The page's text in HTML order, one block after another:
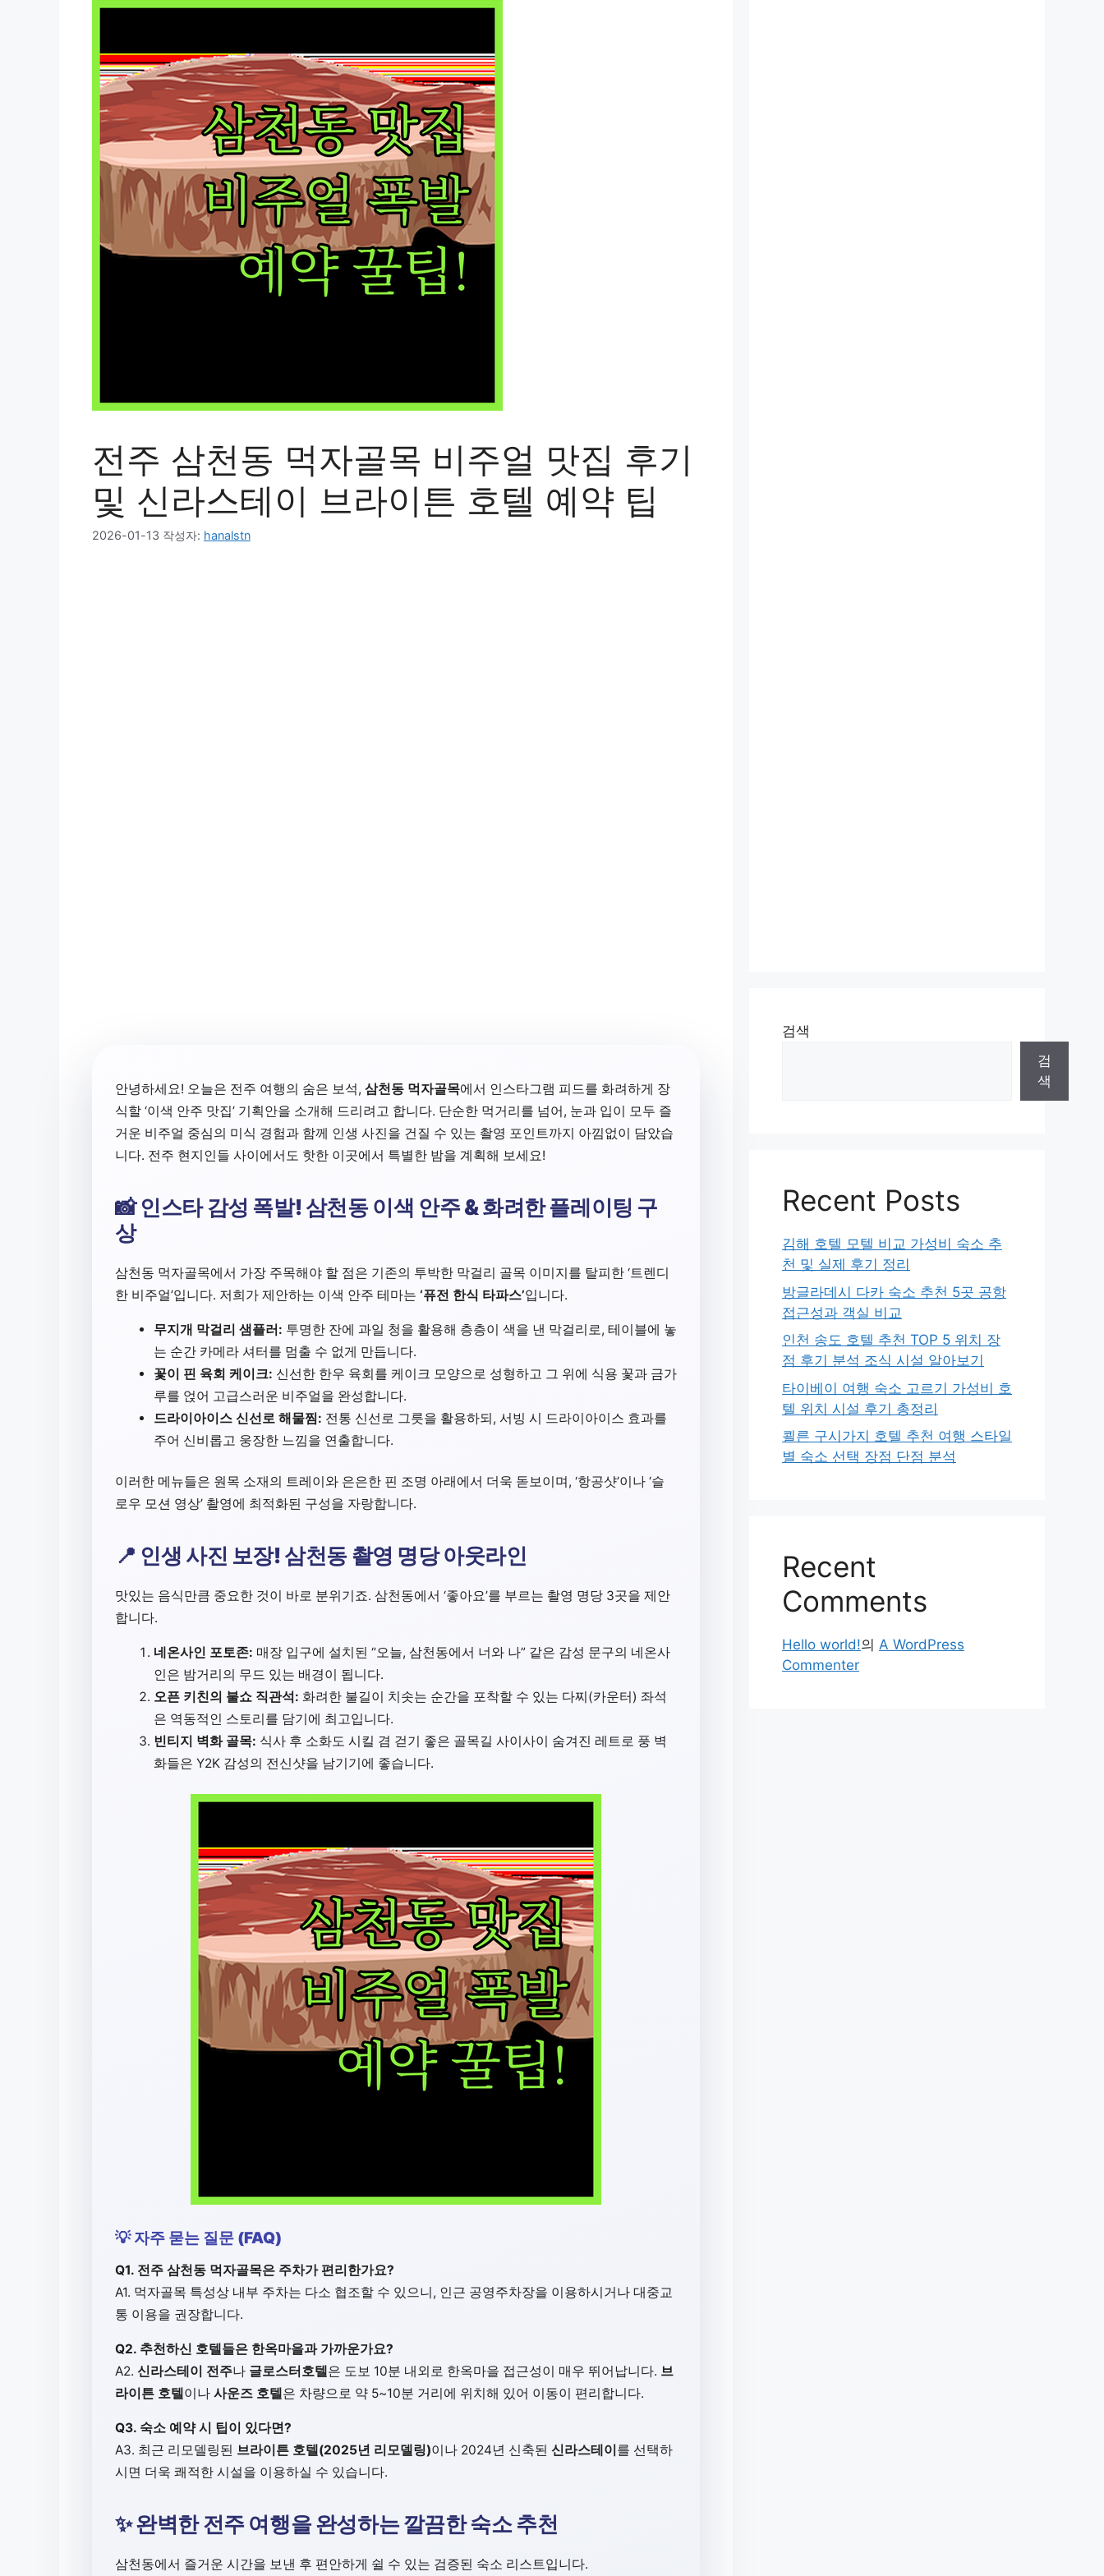
전주 삼천동 먹자골목 비주얼 맛집 후기
및 신라스테이 브라이튼 호텔 예약 팁
2026-01-13 작성자: hanalstn
안녕하세요! 오늘은 전주 여행의 숨은 보석, 삼천동 먹자골목에서 인스타그램 피드를 화려하게 장
식할 ‘이색 안주 맛집’ 기획안을 소개해 드리려고 합니다. 단순한 먹거리를 넘어, 눈과 입이 모두 즐
거운 비주얼 중심의 미식 경험과 함께 인생 사진을 건질 수 있는 촬영 포인트까지 아낌없이 담았습
니다. 전주 현지인들 사이에서도 핫한 이곳에서 특별한 밤을 계획해 보세요!
📸 인스타 감성 폭발! 삼천동 이색 안주 & 화려한 플레이팅 구
상
삼천동 먹자골목에서 가장 주목해야 할 점은 기존의 투박한 막걸리 골목 이미지를 탈피한 ‘트렌디
한 비주얼’입니다. 저희가 제안하는 이색 안주 테마는 ‘퓨전 한식 타파스’입니다.
무지개 막걸리 샘플러: 투명한 잔에 과일 청을 활용해 층층이 색을 낸 막걸리로, 테이블에 놓
는 순간 카메라 셔터를 멈출 수 없게 만듭니다.
꽃이 핀 육회 케이크: 신선한 한우 육회를 케이크 모양으로 성형하고 그 위에 식용 꽃과 금가
루를 얹어 고급스러운 비주얼을 완성합니다.
드라이아이스 신선로 해물찜: 전통 신선로 그릇을 활용하되, 서빙 시 드라이아이스 효과를
주어 신비롭고 웅장한 느낌을 연출합니다.
이러한 메뉴들은 원목 소재의 트레이와 은은한 핀 조명 아래에서 더욱 돋보이며, ‘항공샷’이나 ‘슬
로우 모션 영상’ 촬영에 최적화된 구성을 자랑합니다.
📍 인생 사진 보장! 삼천동 촬영 명당 아웃라인
맛있는 음식만큼 중요한 것이 바로 분위기죠. 삼천동에서 ‘좋아요’를 부르는 촬영 명당 3곳을 제안
합니다.
네온사인 포토존: 매장 입구에 설치된 “오늘, 삼천동에서 너와 나” 같은 감성 문구의 네온사
인은 밤거리의 무드 있는 배경이 됩니다.
오픈 키친의 불쇼 직관석: 화려한 불길이 치솟는 순간을 포착할 수 있는 다찌(카운터) 좌석
은 역동적인 스토리를 담기에 최고입니다.
빈티지 벽화 골목: 식사 후 소화도 시킬 겸 걷기 좋은 골목길 사이사이 숨겨진 레트로 풍 벽
화들은 Y2K 감성의 전신샷을 남기기에 좋습니다.
💡 자주 묻는 질문 (FAQ)
Q1. 전주 삼천동 먹자골목은 주차가 편리한가요?
A1. 먹자골목 특성상 내부 주차는 다소 협조할 수 있으니, 인근 공영주차장을 이용하시거나 대중교
통 이용을 권장합니다.
Q2. 추천하신 호텔들은 한옥마을과 가까운가요?
A2. 신라스테이 전주나 글로스터호텔은 도보 10분 내외로 한옥마을 접근성이 매우 뛰어납니다. 브
라이튼 호텔이나 사운즈 호텔은 차량으로 약 5~10분 거리에 위치해 있어 이동이 편리합니다.
Q3. 숙소 예약 시 팁이 있다면?
A3. 최근 리모델링된 브라이튼 호텔(2025년 리모델링)이나 2024년 신축된 신라스테이를 선택하
시면 더욱 쾌적한 시설을 이용하실 수 있습니다.
✨ 완벽한 전주 여행을 완성하는 깔끔한 숙소 추천
삼천동에서 즐거운 시간을 보낸 후 편안하게 쉴 수 있는 검증된 숙소 리스트입니다.
검색
검
색
Recent Posts
김해 호텔 모텔 비교 가성비 숙소 추
천 및 실제 후기 정리
방글라데시 다카 숙소 추천 5곳 공항
접근성과 객실 비교
인천 송도 호텔 추천 TOP 5 위치 장
점 후기 분석 조식 시설 알아보기
타이베이 여행 숙소 고르기 가성비 호
텔 위치 시설 후기 총정리
쾰른 구시가지 호텔 추천 여행 스타일
별 숙소 선택 장점 단점 분석
Recent
Comments
Hello world!의 A WordPress
Commenter